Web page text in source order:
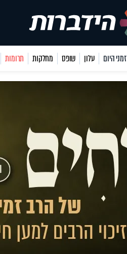
זמני היום עלון שופס מחלקות תרומות